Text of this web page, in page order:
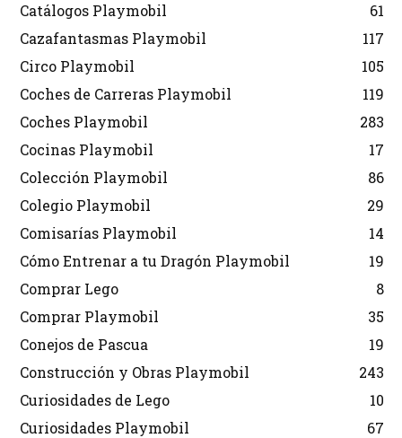
Catálogos Playmobil
61
Cazafantasmas Playmobil
117
Circo Playmobil
105
Coches de Carreras Playmobil
119
Coches Playmobil
283
Cocinas Playmobil
17
Colección Playmobil
86
Colegio Playmobil
29
Comisarías Playmobil
14
Cómo Entrenar a tu Dragón Playmobil
19
Comprar Lego
8
Comprar Playmobil
35
Conejos de Pascua
19
Construcción y Obras Playmobil
243
Curiosidades de Lego
10
Curiosidades Playmobil
67